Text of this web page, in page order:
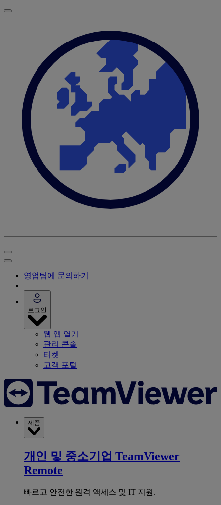
영업팀에 문의하기
로그인
웹 앱 열기
관리 콘솔
티켓
고객 포털
제품
개인 및 중소기업 TeamViewer
Remote
빠르고 안전한 원격 액세스 및 IT 지원.